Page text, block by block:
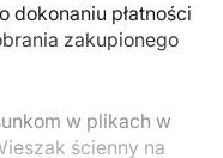
dokonaniu płatności
zakupionego
w plikach w
ścienny na